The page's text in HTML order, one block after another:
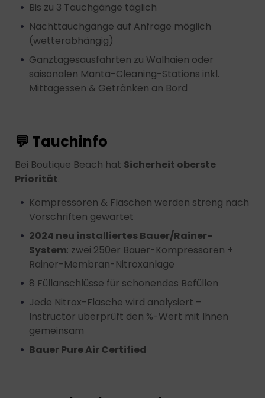
Bis zu 3 Tauchgänge täglich
Nachttauchgänge auf Anfrage möglich
(wetterabhängig)
Ganztagesausfahrten zu Walhaien oder
saisonalen Manta-Cleaning-Stations inkl.
Mittagessen & Getränken an Bord
💬 Tauchinfo
Bei Boutique Beach hat Sicherheit oberste
Priorität.
Kompressoren & Flaschen werden streng nach
Vorschriften gewartet
2024 neu installiertes Bauer/Rainer-
System: zwei 250er Bauer-Kompressoren +
Rainer-Membran-Nitroxanlage
8 Füllanschlüsse für schonendes Befüllen
Jede Nitrox-Flasche wird analysiert –
Instructor überprüft den %-Wert mit Ihnen
gemeinsam
Bauer Pure Air Certified